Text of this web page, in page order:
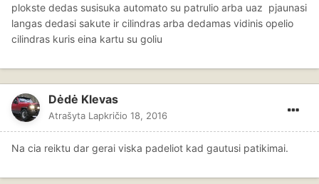
plokste dedas susisuka automato su patrulio arba uaz pjaunasi
langas dedasi sakute ir cilindras arba dedamas vidinis opelio
cilindras kuris eina kartu su goliu
Dėdė Klevas
Atrašyta Lapkričio 18, 2016
Na cia reiktu dar gerai viska padeliot kad gautusi patikimai.